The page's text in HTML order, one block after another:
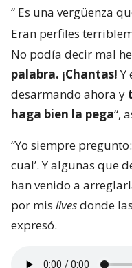
“ Es una vergüenza
Eran perfiles
No podía decir mal
palabra. ¡Chantas!Y
desarmando ahora y
haga bien la pega“,
“Yo siempre
cual’. Y algunas que
han venido a
por mis livesdonde
expresó.